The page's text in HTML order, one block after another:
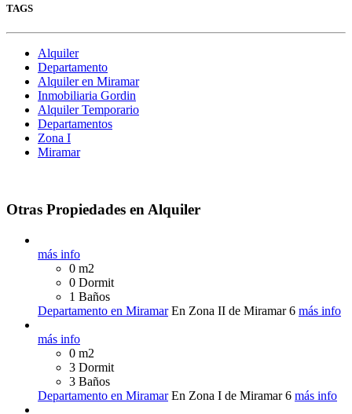
TAGS
Alquiler
Departamento
Alquiler en Miramar
Inmobiliaria Gordin
Alquiler Temporario
Departamentos
Zona I
Miramar
Otras Propiedades en Alquiler
más info
0 m2
0 Dormit
1 Baños
Departamento en Miramar En Zona II de Miramar 6 más info
más info
0 m2
3 Dormit
3 Baños
Departamento en Miramar En Zona I de Miramar 6 más info